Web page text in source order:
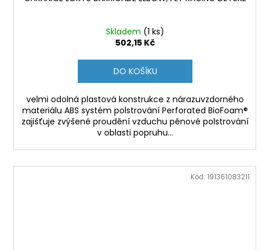
Skladem (1 ks)
502,15 Kč
DO KOŠÍKU
velmi odolná plastová konstrukce z nárazuvzdorného
materiálu ABS systém polstrování Perforated BioFoam®
zajišťuje zvýšené proudění vzduchu pěnové polstrování
v oblasti popruhu...
Kód: 191361083211